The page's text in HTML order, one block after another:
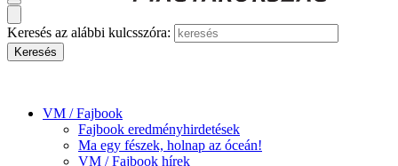
Keresés az alábbi kulcsszóra:
VM / Fajbook
Fajbook eredményhirdetések
Ma egy fészek, holnap az óceán!
VM / Fajbook hírek